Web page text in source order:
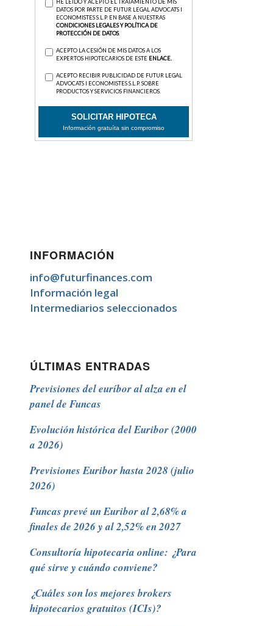
INFORMACIÓN
info@futurfinances.com
Información legal
Intermediarios seleccionados
ÚLTIMAS ENTRADAS
Previsiones del euríbor al alza en el
panel de Funcas
Evolución histórica del Euribor (2000
a 2026)
Previsiones Euribor hasta 2028 (julio
2026)
Funcas prevé un Euribor al 2,68% a
finales de 2026 y al 2,52% en 2027
Consultoría hipotecaria online: ¿Para
qué sirve y cuándo conviene?
¿Cuáles son los mejores brokers
hipotecarios gratuitos (ICIs)?